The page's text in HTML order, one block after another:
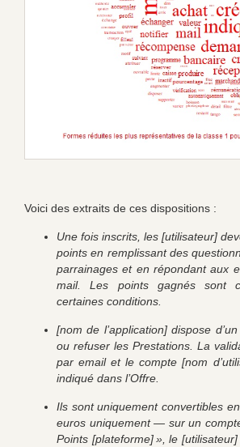
Voici des extraits de ces dispositions :
Une fois inscrits, les [utilisateur]
points en remplissant des
parrainages et en répondant aux
mail. Les points gagnés sont
certaines conditions.
[nom de l’application] dispose
ou refuser les Prestations. La
par email et le compte [nom
indiqué dans l’Offre.
Ils sont uniquement convertibles
euros uniquement — sur un
Points [plateforme] », le